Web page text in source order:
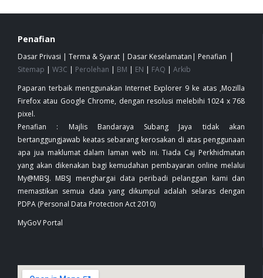
Penafian
Dasar Privasi | Terma & Syarat | Dasar Keselamatan | Penafian |
Sitemap | W3C | Perolehan | BM | EN | FAQ | Arkib
Paparan terbaik menggunakan Internet Explorer 9 ke atas ,Mozilla
Firefox atau Google Chrome, dengan resolusi melebihi 1024 x 768
pixel.
Penafian : Majlis Bandaraya Subang Jaya tidak akan
bertanggungjawab keatas sebarang kerosakan di atas penggunaan
apa jua maklumat dalam laman web ini. Tiada Caj Perkhidmatan
yang akan dikenakan bagi kemudahan pembayaran online melalui
My@MBSJ. MBSJ menghargai data peribadi pelanggan kami dan
memastikan semua data yang dikumpul adalah selaras dengan
PDPA (Personal Data Protection Act 2010)
MyGoV Portal